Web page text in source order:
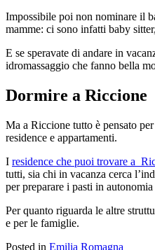
Impossibile poi non nominare il
mamme: ci sono infatti baby
E se speravate di andare in
idromassaggio che fanno bella
Dormire a Riccione
Ma a Riccione tutto è pensato
residence e appartamenti.
I residence che puoi trovare a
tutti, sia chi in vacanza cerca
per preparare i pasti in
Per quanto riguarda le altre
e per le famiglie.
Posted in Emilia Romagna